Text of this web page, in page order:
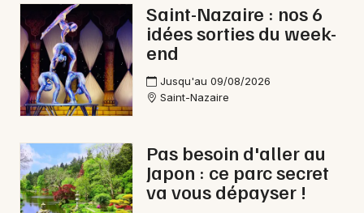
Saint-Nazaire : nos 6
idées sorties du week-
end
Jusqu'au 09/08/2026
Saint-Nazaire
Pas besoin d'aller au
Japon : ce parc secret
va vous dépayser !